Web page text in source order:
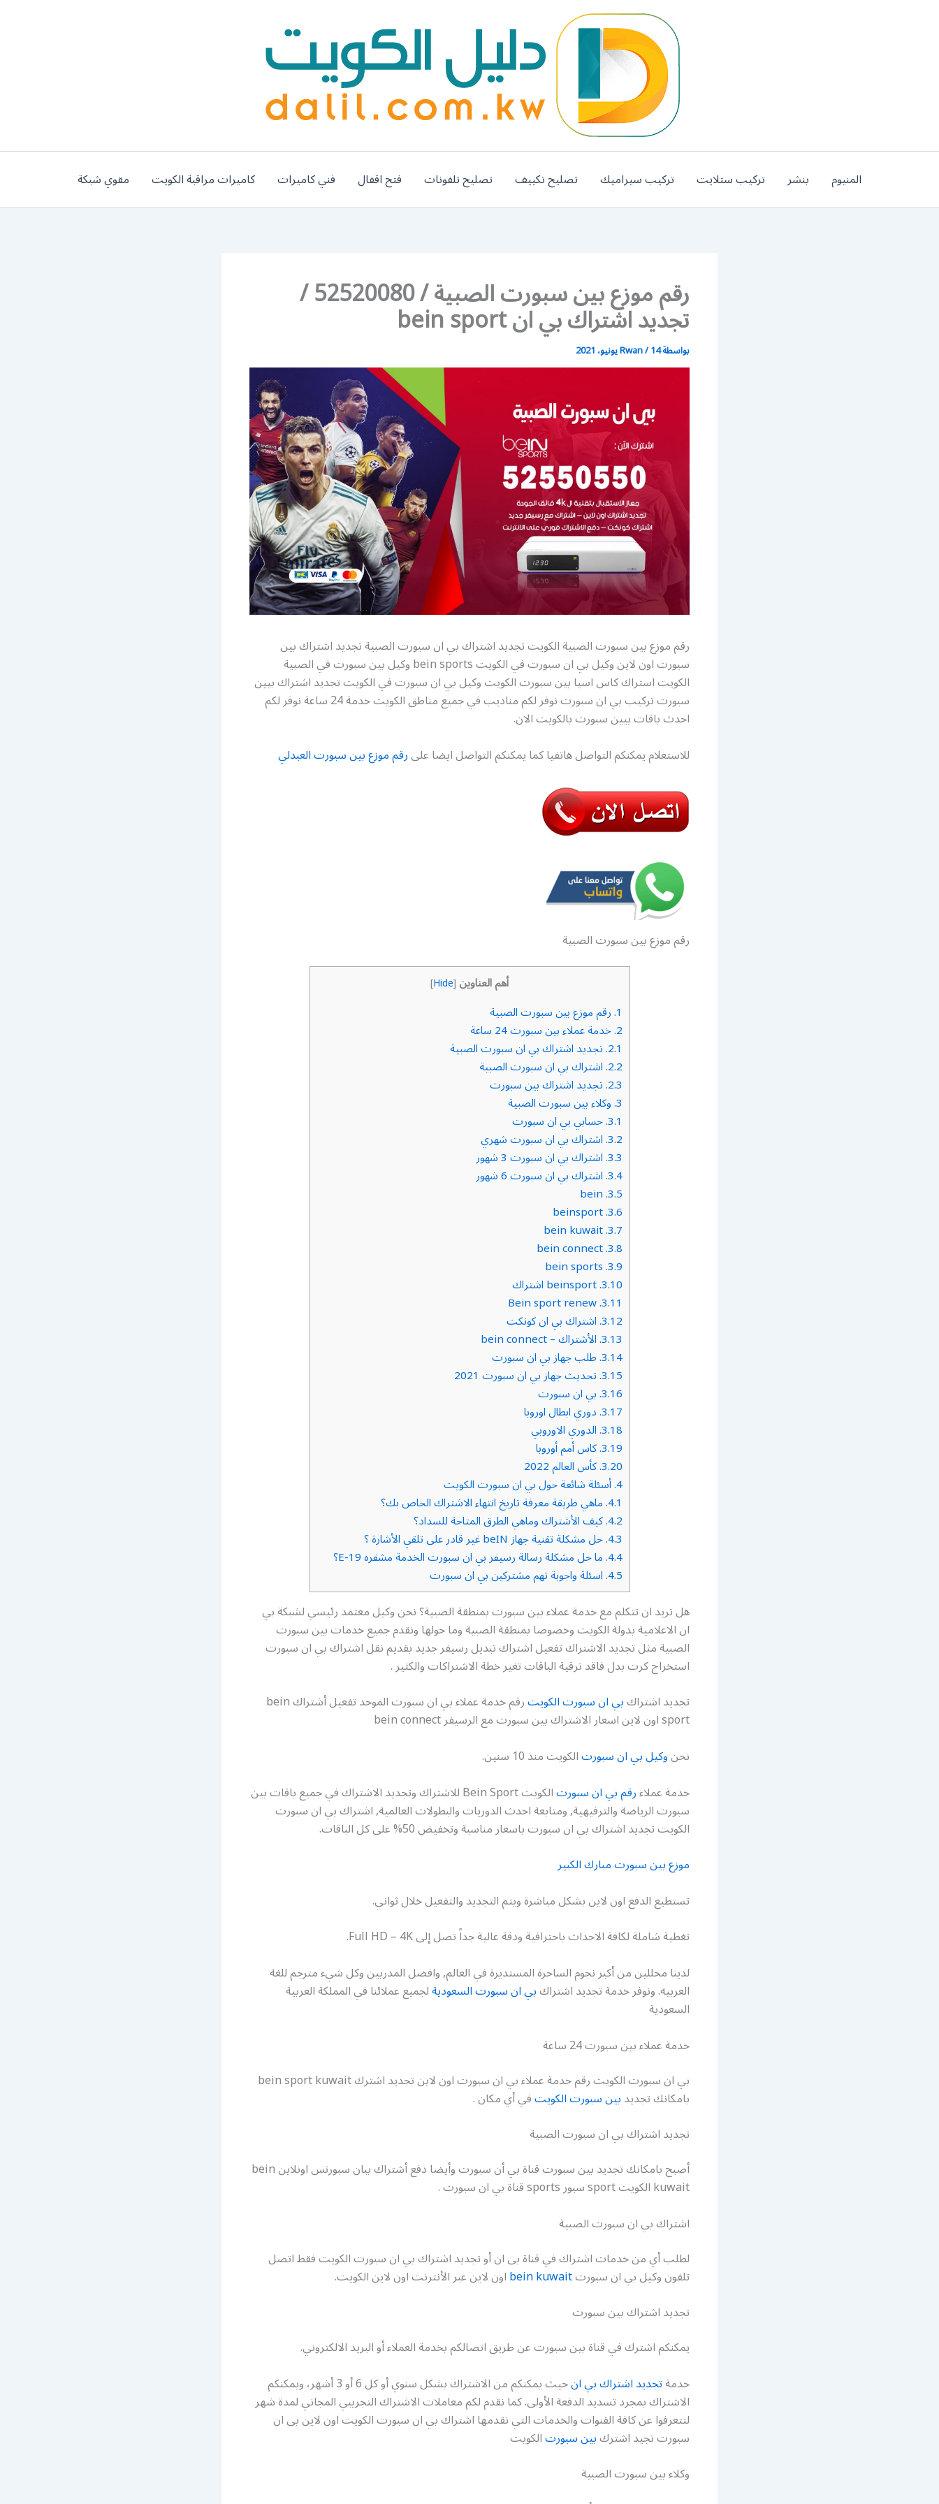
المنيوم بنشر تركيب ستلايت تركيب سيراميك تصليح تكييف تصليح تلفونات فتح اقفال فني كاميرات كاميرات مراقبة الكويت مقوي شبكة
رقم موزع بين سبورت الصبية / 52520080 /
تجديد اشتراك بي ان bein sport
بواسطة Rwan/14 يونيو، 2021
رقم موزع بين سبورت الصبية الكويت تجديد اشتراك بي ان سبورت الصبية تجديد اشتراك بين
سبورت اون لاين وكيل بي ان سبورت في الكويت bein sports وكيل بين سبورت في الصبية
الكويت استراك كاس اسيا بين سبورت الكويت وكيل بي ان سبورت في الكويت تجديد اشتراك بيين
سبورت تركيب بي ان سبورت نوفر لكم مناديب في جميع مناطق الكويت خدمة 24 ساعة نوفر لكم
احدث باقات بيين سبورت بالكويت الان.
للاستعلام يمكنكم التواصل هاتفيا كما يمكنكم التواصل ايضا علىرقم موزع بين سبورت العبدلي
رقم موزع بين سبورت الصبية
أهم العناوين [
Hide
]
1. رقم موزع بين سبورت الصبية
2. خدمة عملاء بين سبورت 24 ساعة
2.1. تجديد اشتراك بي ان سبورت الصبية
2.2. اشتراك بي ان سبورت الصبية
2.3. تجديد اشتراك بين سبورت
3. وكلاء بين سبورت الصبية
3.1. حسابي بي ان سبورت
3.2. اشتراك بي ان سبورت شهري
3.3. اشتراك بي ان سبورت 3 شهور
3.4. اشتراك بي ان سبورت 6 شهور
3.5.
bein
3.6.
beinsport
3.7.
bein kuwait
3.8.
bein connect
3.9.
3.10. beinsport اشتراك
3.11.
Bein sport renew
3.12. اشتراك بي ان كونكت
3.13. الأشتراك – bein connect
3.14. طلب جهاز بي ان سبورت
3.15. تحديث جهاز بي ان سبورت 2021
3.16. بي ان سبورت
3.17. دوري ابطال اوروبا
3.18. الدوري الاوروبي
3.19. كاس أمم أوروبا
3.20. كأس العالم 2022
4. أسئلة شائعة حول بي ان سبورت الكويت
4.1. ماهي طريقة معرفة تاريخ انتهاء الاشتراك الخاص بك؟
4.2. كيف الأشتراك وماهي الطرق المتاحة للسداد؟
4.3. حل مشكلة تقنية جهاز beIN غير قادر على تلقي الأشارة ؟
4.4. ما حل مشكلة رسالة رسيفر بي ان سبورت الخدمة مشفره E-19؟
4.5. اسئلة واجوبة تهم مشتركين بي ان سبورت
هل تريد ان تتكلم مع خدمة عملاء بين سبورت بمنطقة الصبية؟ نحن وكيل معتمد رئيسي لشبكة بي
ان الاعلامية بدولة الكويت وخصوصا بمنطقة الصبية وما حولها ونقدم جميع خدمات بين سبورت
الصبية مثل تجديد الاشتراك تفعيل اشتراك تبديل رسيفر جديد بقديم نقل اشتراك بي ان سبورت
استخراج كرت بدل فاقد ترقية الباقات تغير خطة الاشتراكات والكثير .
تجديد اشتراكبي ان سبورت الكويت رقم خدمة عملاء بي ان سبورت الموحد تفعيل أشتراك bein
sport اون لاين اسعار الاشتراك بين سبورت مع الرسيفر bein connect
نحنوكيل بي ان سبورتالكويت منذ 10 سنين.
خدمة عملاءرقم بي ان سبورت الكويت Bein Sport للاشتراك وتجديد الاشتراك في جميع باقات بين
سبورت الرياضة والترفيهية, ومتابعة احدث الدوريات والبطولات العالمية, اشتراك بي ان سبورت
الكويت تجديد اشتراك بي ان سبورت باسعار مناسبة وتخفيض 50% على كل الباقات.
موزع بين سبورت مبارك الكبير
تستطيع الدفع اون لاين بشكل مباشرة ويتم التجديد والتفعيل خلال ثواني.
تغطية شاملة لكافة الاحداث باحترافية ودقة عالية جداً تصل إلى Full HD – 4K.
لدينا محللين من أكبر نجوم الساحرة المستديرة في العالم, وافضل المدربين وكل شيء مترجم للغة
العربيه. ونوفر خدمة تجديد اشتراكبي ان سبورت السعوديةلجميع عملائنا في المملكة العربية
السعودية
خدمة عملاء بين سبورت 24 ساعة
بي ان سبورت الكويت رقم خدمة عملاء بي ان سبورت اون لاين تجديد اشترك bein sport kuwait
بامكانك تجديدبين سبورت الكويتفي أي مكان .
تجديد اشتراك بي ان سبورت الصبية
أصبح بامكانك تجديد بين سبورت قناة بي أن سبورت وأيضا دفع أشتراك ببان سبورتس اونلاين bein
kuwait الكويت sport سبور sports قناة بي ان سبورت .
اشتراك بي ان سبورت الصبية
لطلب أي من خدمات اشتراك في قناة بى ان أو تجديد اشتراك بي ان سبورت الكويت فقط اتصل
تلفون وكيل بي ان سبورتbein kuwaitاون لاين عبر الأنترنت اون لاين الكويت.
تجديد اشتراك بين سبورت
يمكنكم اشترك في قناة بين سبورت عن طريق اتصالكم بخدمة العملاء أو البريد الالكتروني.
خدمةتجديد اشتراك بي ان حيث يمكنكم من الاشتراك بشكل سنوي أو كل 6 أو 3 أشهر، ويمكنكم
الاشتراك بمجرد تسديد الدفعة الأولى. كما نقدم لكم معاملات الاشتراك التجريبي المجاني لمدة شهر
لتتعرفوا عن كافة القنوات والخدمات التي نقدمها اشتراك بي ان سبورت الكويت اون لاين بى ان
سبورت تجيد اشتركبين سبورتالكويت
وكلاء بين سبورت الصبية